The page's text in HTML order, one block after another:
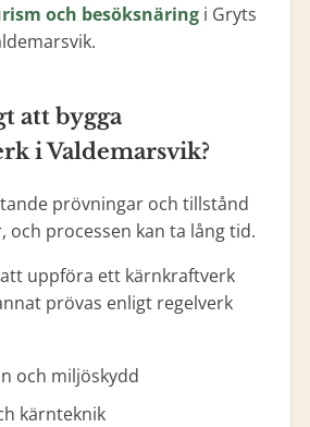
och besöksnäringi Gryts
att bygga
i Valdemarsvik?
prövningar och tillstånd
och processen kan ta lång tid.
uppföra ett kärnkraftverk
prövas enligt regelverk
och miljöskydd
kärnteknik